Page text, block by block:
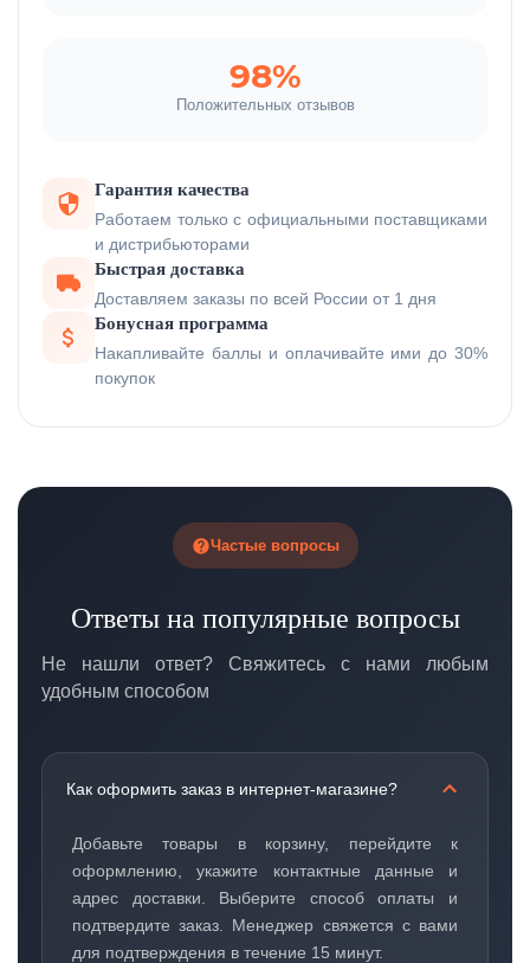
98%
Положительных отзывов
Гарантия качества
Работаем только с официальными поставщиками
и дистрибьюторами
Быстрая доставка
Доставляем заказы по всей России от 1 дня
Бонусная программа
Накапливайте баллы и оплачивайте ими до 30%
покупок
Частые вопросы
Ответы на популярные вопросы
Не нашли ответ? Свяжитесь с нами любым
удобным способом
Как оформить заказ в интернет-магазине?
Добавьте товары в корзину, перейдите к
оформлению, укажите контактные данные и
адрес доставки. Выберите способ оплаты и
подтвердите заказ. Менеджер свяжется с вами
для подтверждения в течение 15 минут.